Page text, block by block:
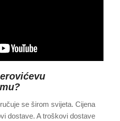
se širom svijeta. Cijena
dostave. A troškovi dostave